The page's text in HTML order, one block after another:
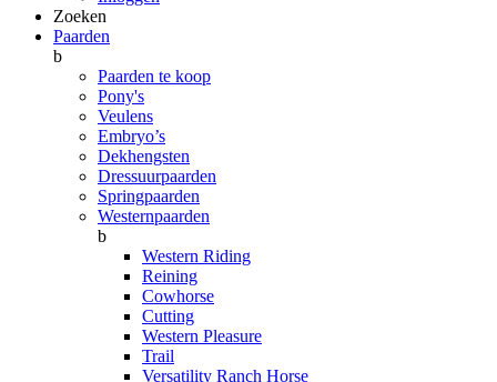
Zoeken
Paarden
b
Paarden te koop
Pony's
Veulens
Embryo’s
Dekhengsten
Dressuurpaarden
Springpaarden
Westernpaarden
b
Western Riding
Reining
Cowhorse
Cutting
Western Pleasure
Trail
Versatility Ranch Horse